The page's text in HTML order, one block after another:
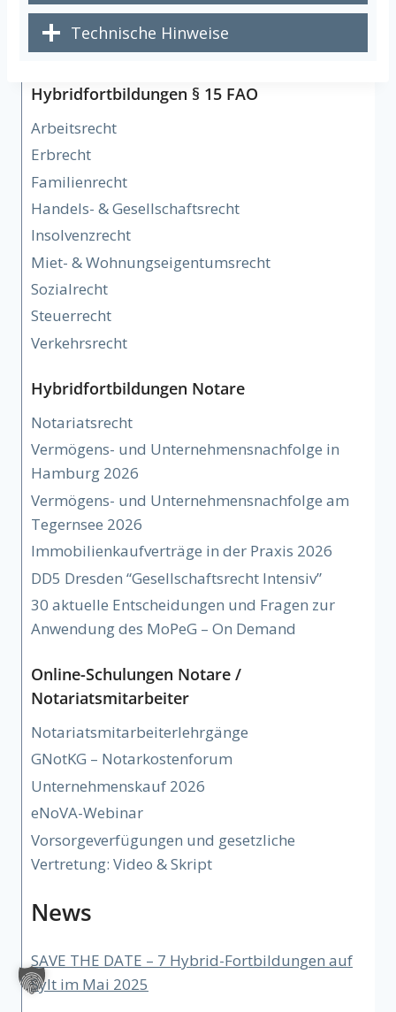
Technische Hinweise
Hybridfortbildungen § 15 FAO
Arbeitsrecht
Erbrecht
Familienrecht
Handels- & Gesellschaftsrecht
Insolvenzrecht
Miet- & Wohnungseigentumsrecht
Sozialrecht
Steuerrecht
Verkehrsrecht
Hybridfortbildungen Notare
Notariatsrecht
Vermögens- und Unternehmensnachfolge in
Hamburg 2026
Vermögens- und Unternehmensnachfolge am
Tegernsee 2026
Immobilienkaufverträge in der Praxis 2026
DD5 Dresden “Gesellschaftsrecht Intensiv”
30 aktuelle Entscheidungen und Fragen zur
Anwendung des MoPeG – On Demand
Online-Schulungen Notare /
Notariatsmitarbeiter
Notariatsmitarbeiterlehrgänge
GNotKG – Notarkostenforum
Unternehmenskauf 2026
eNoVA-Webinar
Vorsorgeverfügungen und gesetzliche
Vertretung: Video & Skript
News
SAVE THE DATE – 7 Hybrid-Fortbildungen auf
Sylt im Mai 2025